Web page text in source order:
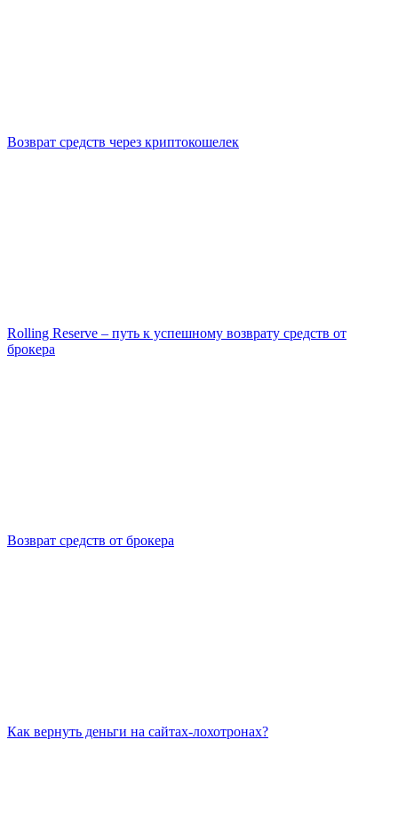
Возврат средств через криптокошелек
Rolling Reserve – путь к успешному возврату средств от
брокера
Возврат средств от брокера
Как вернуть деньги на сайтах-лохотронах?